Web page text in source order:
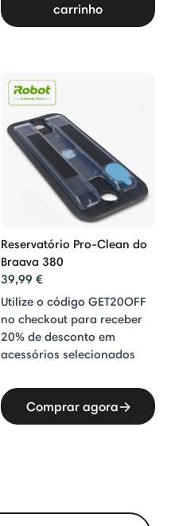
carrinho
Reservatório Pro-Clean do
Braava 380
39,99 €
Utilize o código GET20OFF
no checkout para receber
20% de desconto em
acessórios selecionados
Comprar agora